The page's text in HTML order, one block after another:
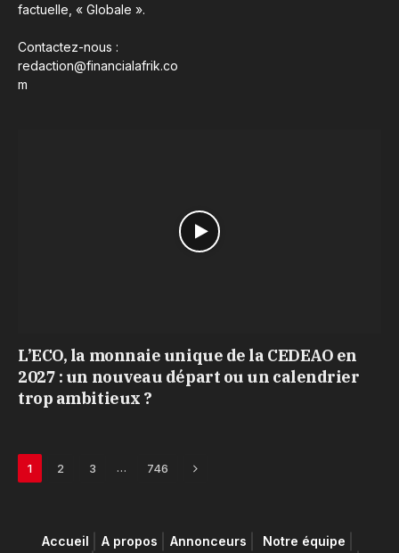
factuelle, « Globale ».
Contactez-nous :
redaction@financialafrik.co
m
L’ECO, la monnaie unique de la CEDEAO en
2027 : un nouveau départ ou un calendrier
trop ambitieux ?
1 2 3 … 746 Next
Accueil A propos Annonceurs
Notre équipe